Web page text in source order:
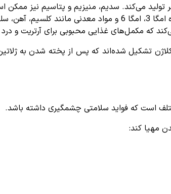
می‌کند. سدیم، منیزیم و پتاسیم نیز ممکن
که مکمل‌های غذایی محبوبی برای آرتریت و
کلاژن تشکیل شده‌اند که پس از پخته شدن به
است که فواید سلامتی چشمگیری داشته باشد.
مهیا کند: